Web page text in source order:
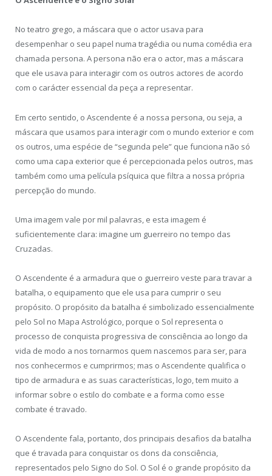
No teatro grego, a máscara que o actor usava para
desempenhar o seu papel numa tragédia ou numa comédia era
chamada persona. A persona não era o actor, mas a máscara
que ele usava para interagir com os outros actores de acordo
com o carácter essencial da peça a representar.
Em certo sentido, o Ascendente é a nossa persona, ou seja, a
máscara que usamos para interagir com o mundo exterior e com
os outros, uma espécie de “segunda pele” que funciona não só
como uma capa exterior que é percepcionada pelos outros, mas
também como uma película psíquica que filtra a nossa própria
percepção do mundo.
Uma imagem vale por mil palavras, e esta imagem é
suficientemente clara: imagine um guerreiro no tempo das
Cruzadas.
O Ascendente é a armadura que o guerreiro veste para travar a
batalha, o equipamento que ele usa para cumprir o seu
propósito. O propósito da batalha é simbolizado essencialmente
pelo Sol no Mapa Astrológico, porque o Sol representa o
processo de conquista progressiva de consciência ao longo da
vida de modo a nos tornarmos quem nascemos para ser, para
nos conhecermos e cumprirmos; mas o Ascendente qualifica o
tipo de armadura e as suas características, logo, tem muito a
informar sobre o estilo do combate e a forma como esse
combate é travado.
O Ascendente fala, portanto, dos principais desafios da batalha
que é travada para conquistar os dons da consciência,
representados pelo Signo do Sol. O Sol é o grande propósito da